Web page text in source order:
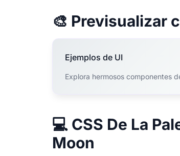
🎨 Previsualizar
Ejemplos de UI
Explora hermosos componentes
💻 CSS De La
Moon